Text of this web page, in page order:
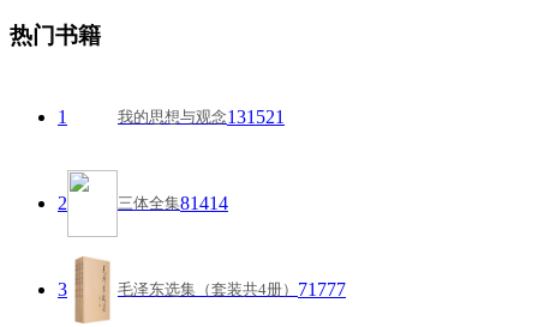
热门书籍
1 我的思想与观念131521
2 三体全集81414
3 毛泽东选集（套装共4册） 71777